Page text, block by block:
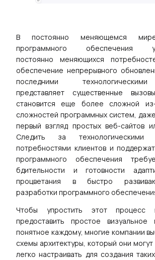
Диаграмма Архитектурная
AI
Планирование и Обработка
AI Канва Бизнес-модели
AI SWOT-анализ
AI Цепочка Ценности
AI
AI
AI
Ресурсы
В постоянно меняющемся
программного обеспечения
постоянно меняющихся
обеспечение непрерывного
последними
представляет существенные
становится еще более сложной из-
сложностей программных систем,
первый взгляд простых веб-сайтов
Следить за технологическими
потребностями клиентов и
программного обеспечения
бдительности и готовности
процветания в быстро
разработки программного
Чтобы упростить этот
предоставить простое визуальное
понятное каждому, многие компании
схемы архитектуры, который они
легко настраивать для создания